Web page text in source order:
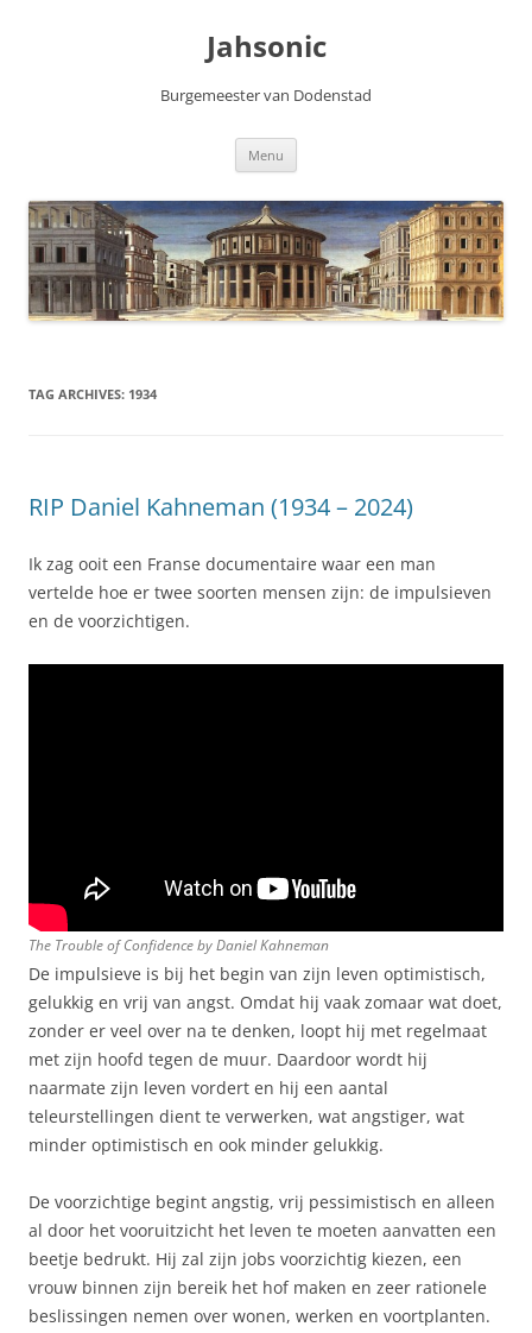
Jahsonic
Burgemeester van Dodenstad
Menu
TAG ARCHIVES: 1934
RIP Daniel Kahneman (1934 – 2024)
Ik zag ooit een Franse documentaire waar een man
vertelde hoe er twee soorten mensen zijn: de impulsieven
en de voorzichtigen.
The Trouble of Confidence by Daniel Kahneman
De impulsieve is bij het begin van zijn leven optimistisch,
gelukkig en vrij van angst. Omdat hij vaak zomaar wat doet,
zonder er veel over na te denken, loopt hij met regelmaat
met zijn hoofd tegen de muur. Daardoor wordt hij
naarmate zijn leven vordert en hij een aantal
teleurstellingen dient te verwerken, wat angstiger, wat
minder optimistisch en ook minder gelukkig.
De voorzichtige begint angstig, vrij pessimistisch en alleen
al door het vooruitzicht het leven te moeten aanvatten een
beetje bedrukt. Hij zal zijn jobs voorzichtig kiezen, een
vrouw binnen zijn bereik het hof maken en zeer rationele
beslissingen nemen over wonen, werken en voortplanten.